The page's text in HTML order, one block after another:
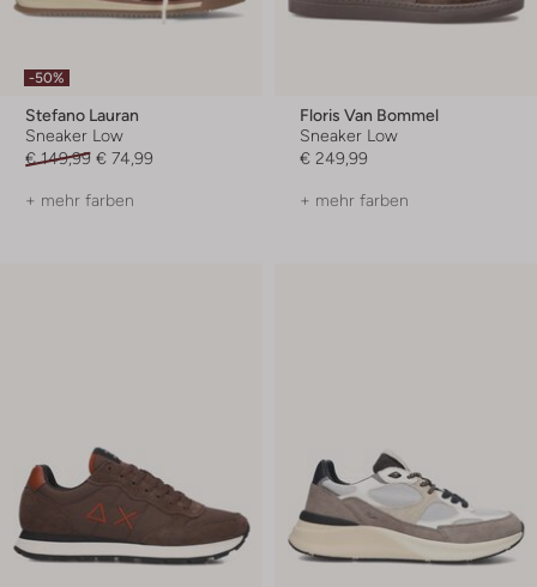
-50%
Stefano Lauran
Sneaker Low
€ 149,99 € 74,99
+ mehr farben
Floris Van Bommel
Sneaker Low
€ 249,99
+ mehr farben